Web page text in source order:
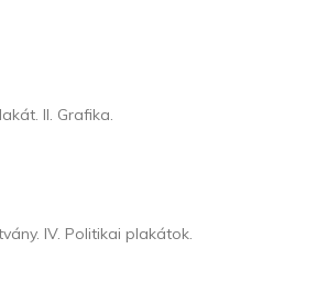
II. Grafika.
IV. Politikai plakátok.